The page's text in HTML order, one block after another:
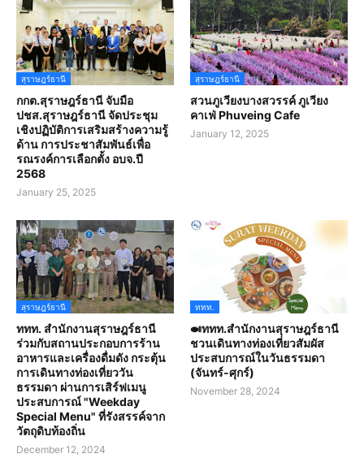
สุราษฎร์ธานี
กกต.สุราษฎร์ธานี จับมือ
ปชส.สุราษฎร์ธานี จัดประชุม
เชิงปฏิบัติการเสริมสร้างความรู้
ด้าน การประชาสัมพันธ์เพื่อ
รณรงค์การเลือกตั้ง อบจ.ปี
2568
January 25, 2025
สุราษฎร์ธานี
สวนภูเวียงบางสวรรค์ ภูเวียง
คาเฟ่ Phuveing Cafe
January 12, 2025
สุราษฎร์ธานี
ททท. สำนักงานสุราษฎร์ธานี
ร่วมกับสถานประกอบการร้าน
อาหารและเครื่องดื่มดัง กระตุ้น
การเดินทางท่องเที่ยววัน
ธรรมดา ผ่านการเสิร์ฟเมนู
ประสบการณ์ "Weekday
Special Menu" ที่รังสรรค์จาก
วัตถุดิบท้องถิ่น
December 12, 2024
ททท.
🍛ททท.สำนักงานสุราษฎร์ธานี
ชวนเดินทางท่องเที่ยวสัมผัส
ประสบการณ์ในวันธรรมดา
(จันทร์-ศุกร์)
November 28, 2024